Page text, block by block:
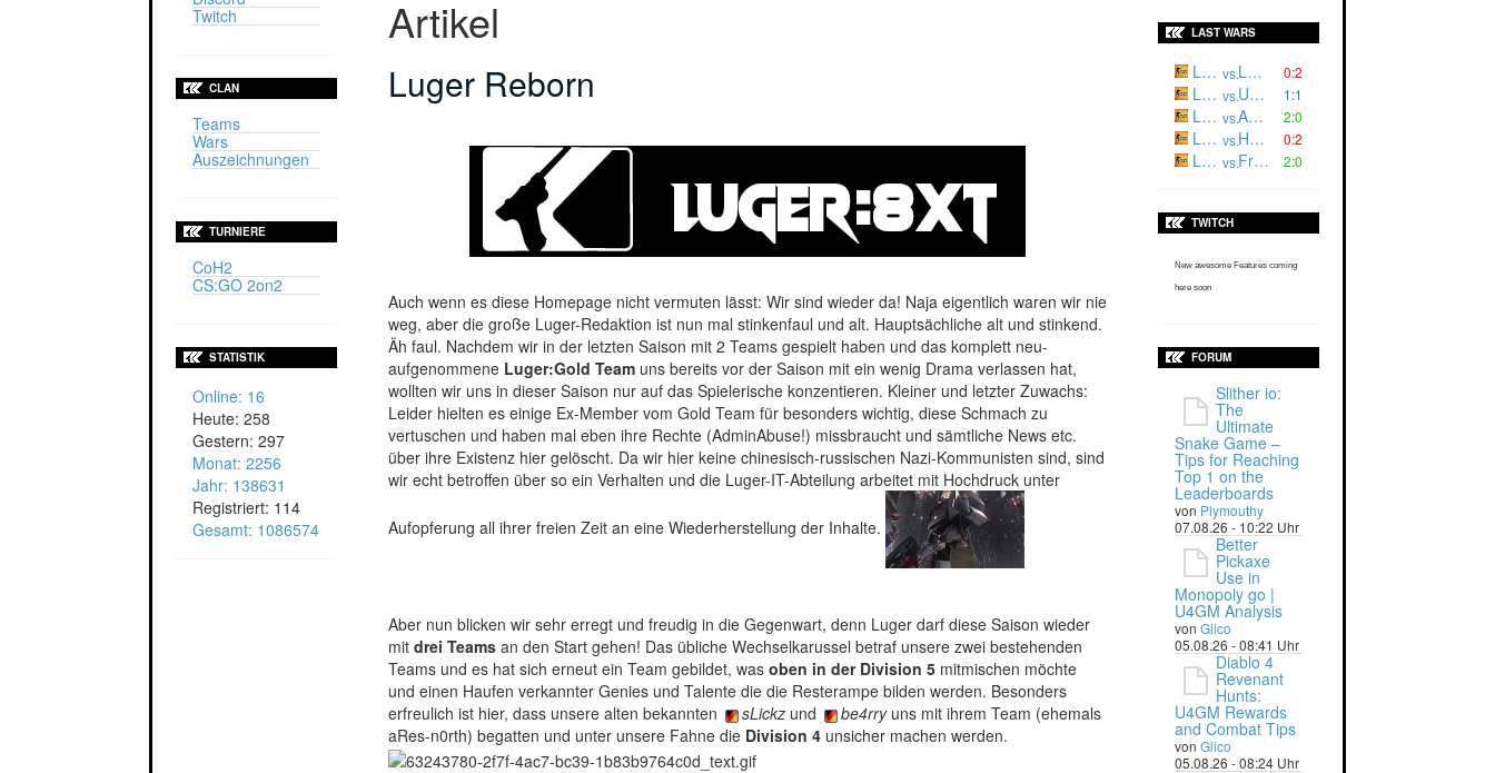
Twitch
CLAN
Teams
Wars
Auszeichnungen
TURNIERE
CoH2
CS:GO 2on2
STATISTIK
Online: 16
Heute: 258
Gestern: 297
Monat: 2256
Jahr: 138631
Registriert: 114
Gesamt: 1086574
Artikel
Luger Reborn
Auch wenn es diese Homepage nicht vermuten lässt: Wir sind wieder da! Naja eigentlich waren wir nie
weg, aber die große Luger-Redaktion ist nun mal stinkenfaul und alt. Hauptsächliche alt und stinkend.
Äh faul. Nachdem wir in der letzten Saison mit 2 Teams gespielt haben und das komplett neu-
aufgenommene Luger:Gold Team uns bereits vor der Saison mit ein wenig Drama verlassen hat,
wollten wir uns in dieser Saison nur auf das Spielerische konzentieren. Kleiner und letzter Zuwachs:
Leider hielten es einige Ex-Member vom Gold Team für besonders wichtig, diese Schmach zu
vertuschen und haben mal eben ihre Rechte (AdminAbuse!) missbraucht und sämtliche News etc.
über ihre Existenz hier gelöscht. Da wir hier keine chinesisch-russischen Nazi-Kommunisten sind, sind
wir echt betroffen über so ein Verhalten und die Luger-IT-Abteilung arbeitet mit Hochdruck unter
Aufopferung all ihrer freien Zeit an eine Wiederherstellung der Inhalte.
Aber nun blicken wir sehr erregt und freudig in die Gegenwart, denn Luger darf diese Saison wieder
mit drei Teamsan den Start gehen! Das übliche Wechselkarussel betraf unsere zwei bestehenden
Teams und es hat sich erneut ein Team gebildet, was oben in der Division 5mitmischen möchte
und einen Haufen verkannter Genies und Talente die die Resterampe bilden werden. Besonders
erfreulich ist hier, dass unsere alten bekannten
sLickzund be4rryuns mit ihrem Team (ehemals
aRes-n0rth) begatten und unter unsere Fahne die Division 4unsicher machen werden.
LAST WARS
Luger² vs. L3CH | 0:2
Luger ' vs. ULSQ 1:1
Luger² vs. ARES 2:0
Luger ' vs. HRNET 0:2
Luger ' vs. Fractum 2:0
TWITCH
New awesome Features coming
here soon
FORUM
Slither io:
The
Ultimate
Snake Game –
Tips for Reaching
Top 1 on the
Leaderboards
von Plymouthy
07.08.26 - 10:22 Uhr
Better
Pickaxe
Use in
Monopoly go |
U4GM Analysis
vonGlico
05.08.26 - 08:41 Uhr
Diablo 4
Revenant
Hunts:
U4GM Rewards
and Combat Tips
vonGlico
05.08.26 - 08:24 Uhr